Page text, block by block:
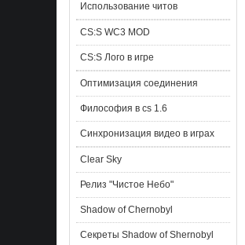
Использование читов
CS:S WC3 MOD
CS:S Лого в игре
Оптимизация соединения
Философия в cs 1.6
Синхронизация видео в играх
Clear Sky
Релиз "Чистое Небо"
Shadow of Chernobyl
Секреты Shadow of Shernobyl